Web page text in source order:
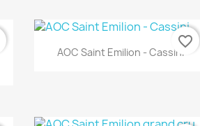
Aperçu rapide
AOC Saint Emilion - Cassini
favorite_border